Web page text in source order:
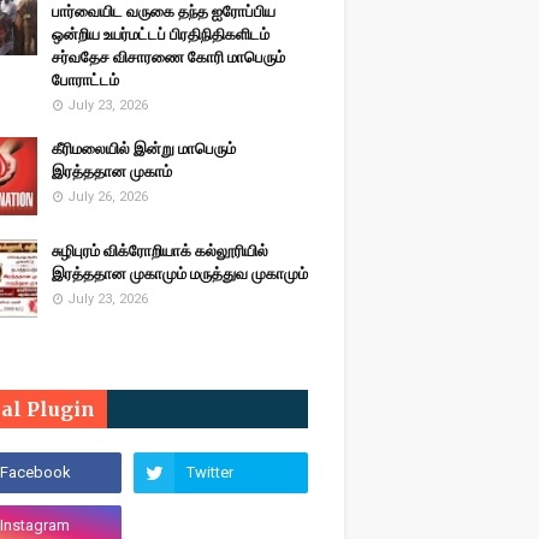
பார்வையிட வருகை தந்த ஐரோப்பிய
ஒன்றிய உயர்மட்டப் பிரதிநிதிகளிடம்
சர்வதேச விசாரணை கோரி மாபெரும்
போராட்டம்
July 23, 2026
கீரிமலையில் இன்று மாபெரும்
இரத்ததான முகாம்
July 26, 2026
சுழிபுரம் விக்ரோறியாக் கல்லூரியில்
இரத்ததான முகாமும் மருத்துவ முகாமும்
July 23, 2026
Plugin